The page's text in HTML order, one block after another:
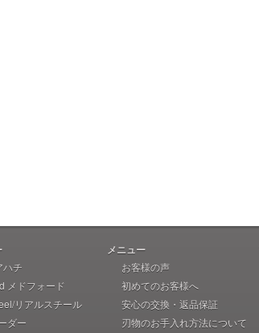
ハチ
メドフォード
リアルスチール
ダー
メニュー
お客様の声
初めてのお客様へ
安心の交換・返品保証
刃物のお手入れ方法について